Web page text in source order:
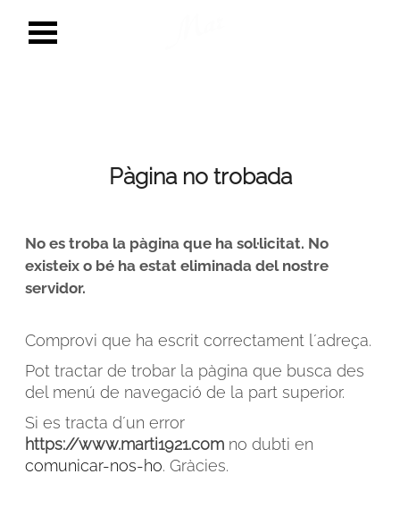
Pàgina no trobada
No es troba la pàgina que ha sol·licitat. No
existeix o bé ha estat eliminada del nostre
servidor.
Comprovi que ha escrit correctament l´adreça.
Pot tractar de trobar la pàgina que busca des
del menú de navegació de la part superior.
Si es tracta d´un error
https://www.marti1921.com no dubti en
comunicar-nos-ho. Gràcies.